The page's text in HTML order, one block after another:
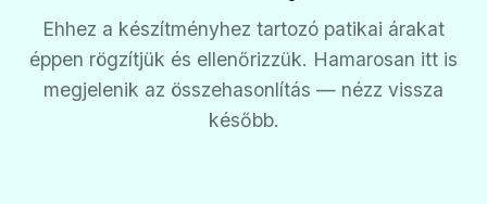
Ehhez a készítményhez tartozó patikai árakat
éppen rögzítjük és ellenőrizzük. Hamarosan itt is
megjelenik az összehasonlítás — nézz vissza
később.